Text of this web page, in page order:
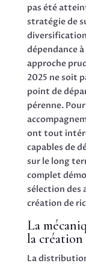
pas été
stratégie de
dépendance
approche
2025 ne soit
point de
pérenne.
ont tout
capables de
sur le long
complet
sélection des
création de
La
la
La